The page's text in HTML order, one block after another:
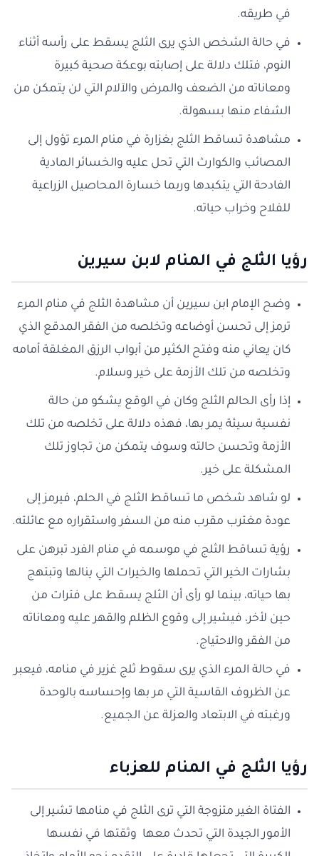
في طريقه.
في حالة الشخص الذي يرى الثلج يسقط على رأسه أثناء
النوم، فتلك دلالة على إصابته بوعكة صحية كبيرة
ومعاناته من الضعف والمرض والآلام التي لن يتمكن من
الشفاء منها بسهولة.
مشاهدة تساقط الثلج بغزارة في منام المرء تؤول إلى
المصائب والكوارث التي تحل عليه والخسائر المادية
الفادحة التي يتكبدها وربما خسارة المحاصيل الزراعية
للفلاح وخراب حياته.
رؤيا الثلج في المنام لابن سيرين
وضح الإمام ابن سيرين أن مشاهدة الثلج في منام المرء
ترمز إلى تحسن أوضاعه وتخلصه من الفقر المدقع الذي
كان يعاني منه وفتح الكثير من أبواب الرزق المغلقة أمامه
وتخلصه من تلك الأزمة على خير وسلام.
إذا رأى الحالم الثلج وكان في الوقع يشكو من حالة
نفسية سيئة يمر بها، فهذه دلالة على تخلصه من تلك
الأزمة وتحسن حالته وسوف يتمكن من تجاوز تلك
المشكلة على خير.
لو شاهد شخص ما تساقط الثلج في الحلم، فيرمز إلى
عودة مغترب مقرب منه من السفر واستقراره مع عائلته.
رؤية تساقط الثلج في موسمه في منام الفرد تبرهن على
بشارات الخير التي تحملها والخيرات التي ينالها وتبتهج
بها حياته، بينما لو رأى أن الثلج يسقط على فترات من
حين لأخر، فيشير إلى وقوع الظلم والقهر عليه ومعاناته
من الفقر والاحتياج.
في حالة المرء الذي يرى سقوط ثلج غزير في منامه، فيعبر
عن الظروف القاسية التي مر بها وإحساسه بالوحدة
ورغبته في الابتعاد والعزلة عن الجميع.
رؤيا الثلج في المنام للعزباء
الفتاة الغير متزوجة التي ترى الثلج في منامها تشير إلى
الأمور الجيدة التي تحدث معها وثقتها في نفسها